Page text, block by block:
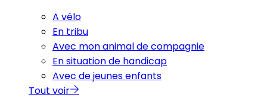
A vélo
En tribu
Avec mon animal de compagnie
En situation de handicap
Avec de jeunes enfants
Tout voir